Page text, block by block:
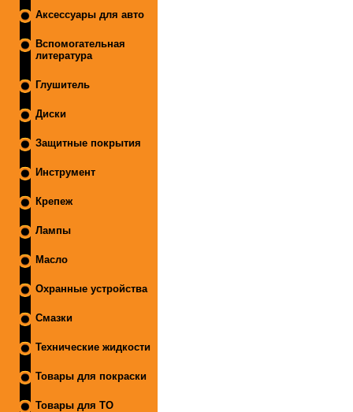
Аксессуары для авто
Вспомогательная
литература
Глушитель
Диски
Защитные покрытия
Инструмент
Крепеж
Лампы
Масло
Охранные устройства
Смазки
Технические жидкости
Товары для покраски
Товары для ТО